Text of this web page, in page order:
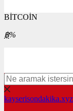
00:00
BİTCOİN
฿%
kayserisondakika.xyz